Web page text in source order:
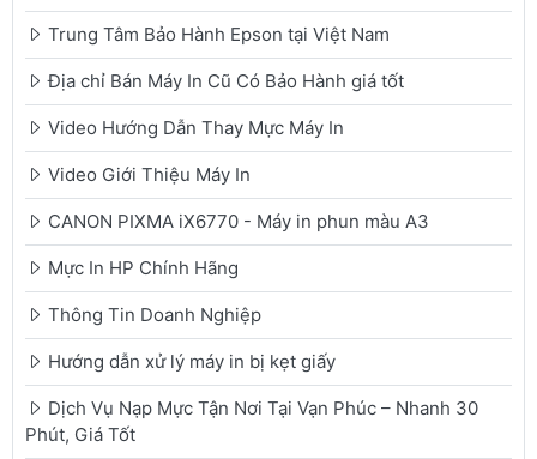
Trung Tâm Bảo Hành Epson tại Việt Nam
Địa chỉ Bán Máy In Cũ Có Bảo Hành giá tốt
Video Hướng Dẫn Thay Mực Máy In
Video Giới Thiệu Máy In
CANON PIXMA iX6770 - Máy in phun màu A3
Mực In HP Chính Hãng
Thông Tin Doanh Nghiệp
Hướng dẫn xử lý máy in bị kẹt giấy
Dịch Vụ Nạp Mực Tận Nơi Tại Vạn Phúc – Nhanh 30
Phút, Giá Tốt